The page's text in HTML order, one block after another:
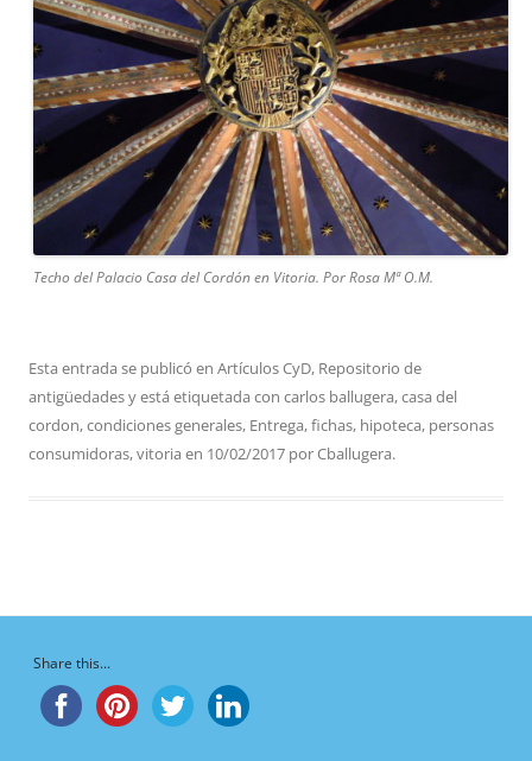
Techo del Palacio Casa del Cordón en Vitoria. Por Rosa Mª O.M.
Esta entrada se publicó en Artículos CyD, Repositorio de
antigüedadesy está etiquetada con carlos ballugera,casa del
cordon,condiciones generales, Entrega,fichas, hipoteca, personas
consumidoras,vitoria en 10/02/2017 porCballugera.
Share this...